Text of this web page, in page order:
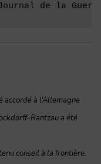
de la
à l’Allemagne
Rantzau a été
conseil à la frontière.